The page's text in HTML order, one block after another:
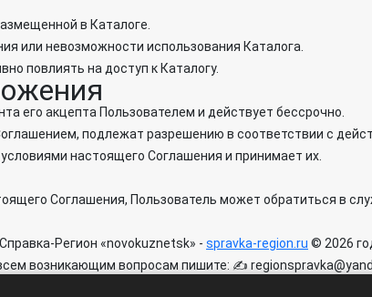
в Каталоге.
или невозможности использования Каталога.
повлиять на доступ к Каталогу.
его акцепта Пользователем и действует бессрочно.
подлежат разрешению в соответствии с
настоящего Соглашения и принимает их.
Соглашения, Пользователь может обратиться в
Справка-Регион «novokuznetsk» - spravka-region.ru © 2026
возникающим вопросам пишите: ✍